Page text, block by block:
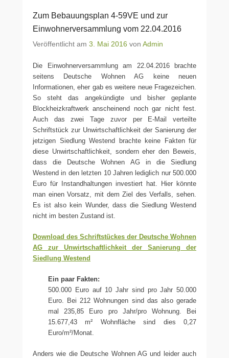
Zum Bebauungsplan 4-59VE und zur
Einwohnerversammlung vom 22.04.2016
Veröffentlicht am 3. Mai 2016 von Admin
Die Einwohnerversammlung am 22.04.2016 brachte
seitens Deutsche Wohnen AG keine neuen
Informationen, eher gab es weitere neue Fragezeichen.
So steht das angekündigte und bisher geplante
Blockheizkraftwerk anscheinend noch gar nicht fest.
Auch das zwei Tage zuvor per E-Mail verteilte
Schriftstück zur Unwirtschaftlichkeit der Sanierung der
jetzigen Siedlung Westend brachte keine Fakten für
diese Unwirtschaftlichkeit, sondern eher den Beweis,
dass die Deutsche Wohnen AG in die Siedlung
Westend in den letzten 10 Jahren lediglich nur 500.000
Euro für Instandhaltungen investiert hat. Hier könnte
man einen Vorsatz, mit dem Ziel des Verfalls, sehen.
Es ist also kein Wunder, dass die Siedlung Westend
nicht im besten Zustand ist.
Download des Schriftstückes der Deutsche Wohnen
AG zur Unwirtschaftlichkeit der Sanierung der
Siedlung Westend
Ein paar Fakten:
500.000 Euro auf 10 Jahr sind pro Jahr 50.000
Euro. Bei 212 Wohnungen sind das also gerade
mal 235,85 Euro pro Jahr/pro Wohnung. Bei
15.677,43 m² Wohnfläche sind dies 0,27
Euro/m²/Monat.
Anders wie die Deutsche Wohnen AG und leider auch